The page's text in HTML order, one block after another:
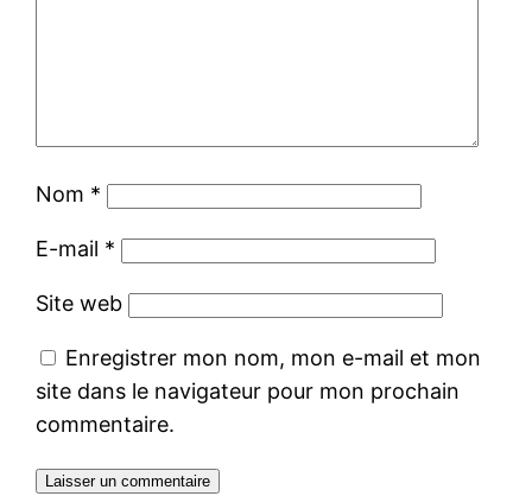
Nom *
E-mail *
Site web
Enregistrer mon nom, mon e-mail et mon
site dans le navigateur pour mon prochain
commentaire.